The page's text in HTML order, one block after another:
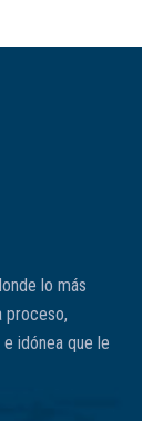
lo más
proceso,
idónea que le